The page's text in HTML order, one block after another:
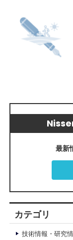
最新
カテゴリ
技術情報・研究